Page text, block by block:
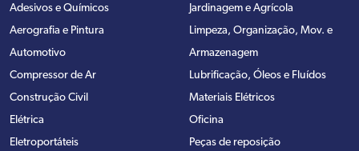
Adesivos e Químicos
Aerografia e Pintura
Automotivo
Compressor de Ar
Construção Civil
Elétrica
Eletroportáteis
Jardinagem e Agrícola
Limpeza, Organização, Mov. e
Armazenagem
Lubrificação, Óleos e Fluídos
Materiais Elétricos
Oficina
Peças de reposição